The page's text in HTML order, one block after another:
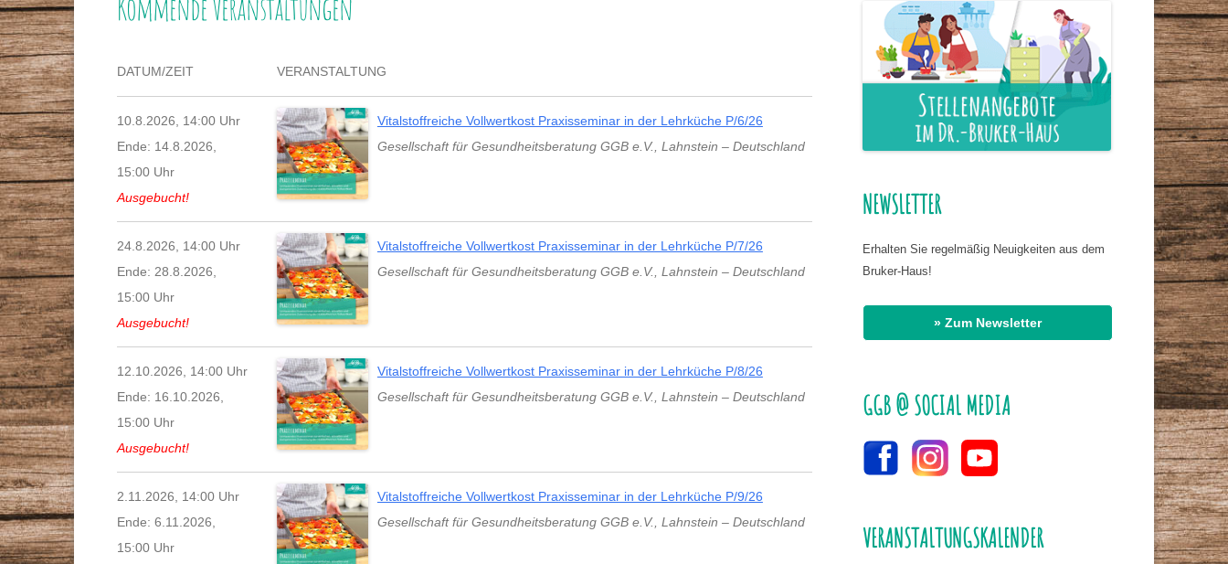
STAMMTISCHE
DR. MAX-OTTO-BRUKER
BIOGRAFIE
POLITISCHES ENGAGEMENT
DR.-BRUKER-GARTEN
PRESSE
PRAXISSEMINARE
LEBENSBERATUNG
SEMINARPROGRAMM BESTELLEN
GESPRÄCHSKREIS HASSAN EL
MATHIAS JUNG
ÄRZTLICHER RAT DR. BIRMANNS
ORDNUNG UNSERER NAHRUNG
VIDEOS
NACH THEMENGEBIETEN
DATUM/ZEIT VERANSTALTUNG
10.8.2026, 14:00 Uhr
Ende: 14.8.2026,
15:00 Uhr
Ausgebucht!
Vitalstoffreiche Vollwertkost Praxisseminar in der Lehrküche P/6/26
Gesellschaft für Gesundheitsberatung GGB e.V.
Lahnstein – Deutschland
24.8.2026, 14:00 Uhr
Ende: 28.8.2026,
15:00 Uhr
Ausgebucht!
Vitalstoffreiche Vollwertkost Praxisseminar in der Lehrküche P/7/26
Gesellschaft für Gesundheitsberatung GGB e.V.
Lahnstein – Deutschland
12.10.2026, 14:00 Uhr
Ende: 16.10.2026,
15:00 Uhr
Ausgebucht!
Vitalstoffreiche Vollwertkost Praxisseminar in der Lehrküche P/8/26
Gesellschaft für Gesundheitsberatung GGB e.V.
Lahnstein – Deutschland
2.11.2026, 14:00 Uhr
Ende: 6.11.2026,
15:00 Uhr
Vitalstoffreiche Vollwertkost Praxisseminar in der Lehrküche P/9/26
Gesellschaft für Gesundheitsberatung GGB e.V.
Lahnstein – Deutschland
NEWSLETTER
Erhalten Sie regelmäßig Neuigkeiten aus dem
Bruker-Haus!
» Zum Newsletter
GGB @ SOCIAL MEDIA
VERANSTALTUNGSKALENDER